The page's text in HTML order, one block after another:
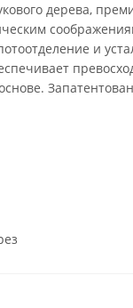
дерева,
и